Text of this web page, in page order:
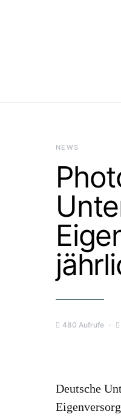
NEWS
480 Aufrufe
Deutsche